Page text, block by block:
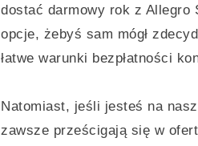
dostać darmowy rok z Allegro
opcje, żebyś sam mógł
łatwe warunki bezpłatności
Natomiast, jeśli jesteś na
zawsze prześcigają się w